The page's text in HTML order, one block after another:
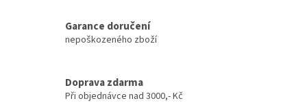
Garance doručení
nepoškozeného zboží
Doprava zdarma
Při objednávce nad 3000,- Kč